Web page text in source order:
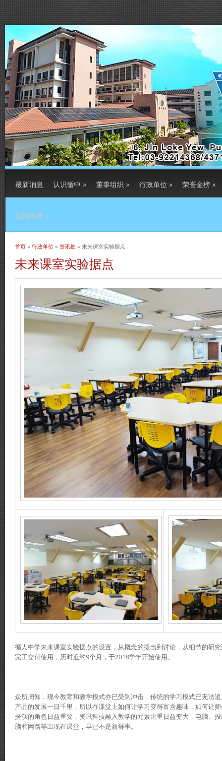
最新消息 认识循中 » 董事组织 » 行政单位 » 荣誉金榜 »
逾期讯息 »
当前位置
首页 » 行政单位 » 资讯处 » 未来课室实验据点
未来课室实验据点
循人中学未来课室实验据点的设置，从概念的提出到讨论，从细节的研
完工交付使用，历时近约9个月，于2018学年开始使用。
众所周知，现今教育和教学模式亦已受到冲击，传统的学习模式已无法
产品的发展一日千里，所以在课堂上如何让学习变得富含趣味，如何让
扮演的角色日益重要，资讯科技融入教学的元素比重日益变大，电脑、
脑和网路等出现在课堂，早已不是新鲜事。